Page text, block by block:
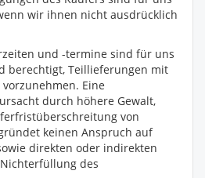
wir ihnen nicht ausdrücklich
und -termine sind für uns
berechtigt, Teillieferungen mit
Eine
durch höhere Gewalt,
von
keinen Anspruch auf
direkten oder indirekten
des